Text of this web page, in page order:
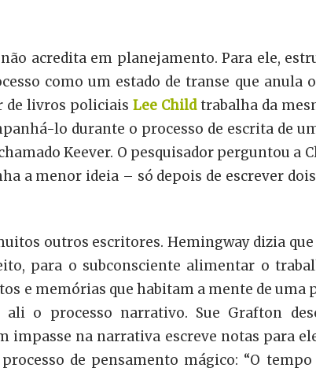
acredita em planejamento. Para ele,
como um estado de transe que anula
de livros policiais Lee Childtrabalha da
lo durante o processo de escrita de
Keever. O pesquisador perguntou a
a menor ideia – só depois de escrever
outros escritores. Hemingway dizia que
para o subconsciente alimentar o
e memórias que habitam a mente de uma
o processo narrativo. Sue Grafton
na narrativa escreve notas para
de pensamento mágico: “O